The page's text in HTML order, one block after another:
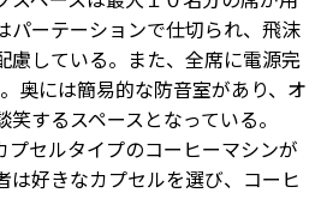
パーテーションで仕切られ、飛沫
慮している。また、全席に電源完
奥には簡易的な防音室があり、オ
するスペースとなっている。
セルタイプのコーヒーマシンが
は好きなカプセルを選び、コーヒ